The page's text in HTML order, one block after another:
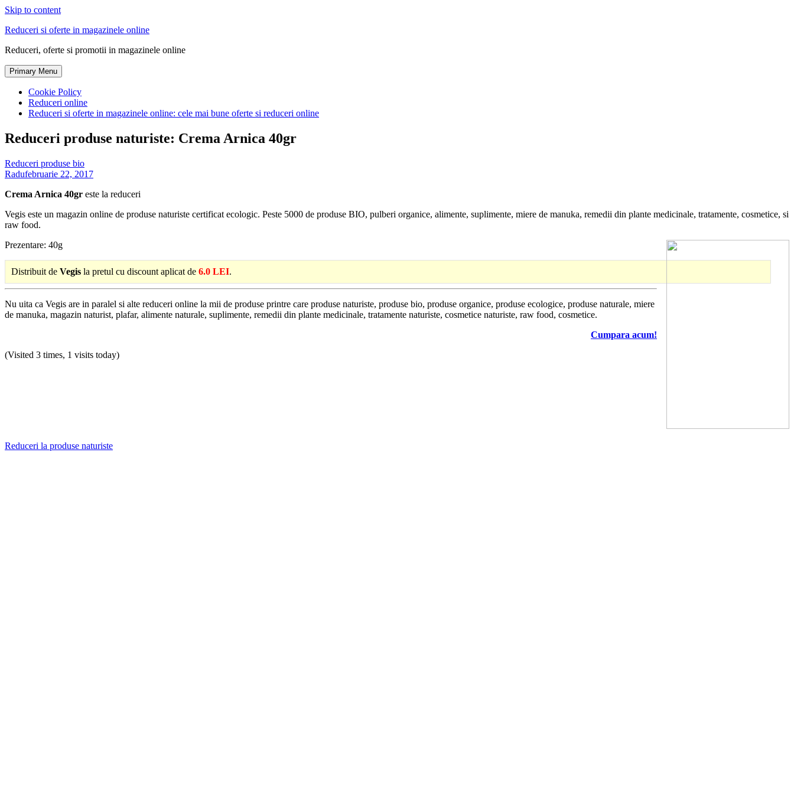
Skip to content
Reduceri si oferte in magazinele online
Reduceri, oferte si promotii in magazinele online
Primary Menu
Cookie Policy
Reduceri online
Reduceri si oferte in magazinele online: cele mai bune oferte si reduceri online
Reduceri produse naturiste: Crema Arnica 40gr
Reduceri produse bio
Radufebruarie 22, 2017
Crema Arnica 40gr este la reduceri
Vegis este un magazin online de produse naturiste certificat ecologic. Peste 5000 de produse BIO, pulberi organice, alimente, suplimente, miere de manuka, remedii din plante medicinale, tratamente, cosmetice, si
raw food.
Prezentare: 40g
Distribuit de Vegis la pretul cu discount aplicat de 6.0 LEI.
Nu uita ca Vegis are in paralel si alte reduceri online la mii de produse printre care produse naturiste, produse bio, produse organice, produse ecologice, produse naturale, miere
de manuka, magazin naturist, plafar, alimente naturale, suplimente, remedii din plante medicinale, tratamente naturiste, cosmetice naturiste, raw food, cosmetice.
Cumpara acum!
(Visited 3 times, 1 visits today)
Reduceri la produse naturiste